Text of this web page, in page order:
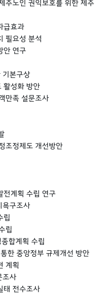
주노인 권익보호를 위한 제주
급효과
필요성 분석
안 연구
본구상
활성화 방안
만족 설문조사
조정제도 개선방안
계획 수립 연구
구조사
립
립
합계획 수립
한 중앙정부 규제개선 방안
계획
사
태 전수조사